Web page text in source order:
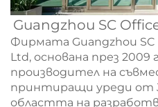
Guangzhou SC
Фирмата Guangzhou SC
Ltd, основана през 2009
производител на
принтиращи уреди от
областта на